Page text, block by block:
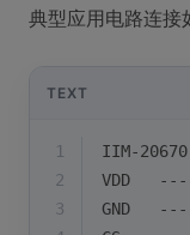
典型应用电路连接
TEXT
1
IIM-
2
VDD
3
GND